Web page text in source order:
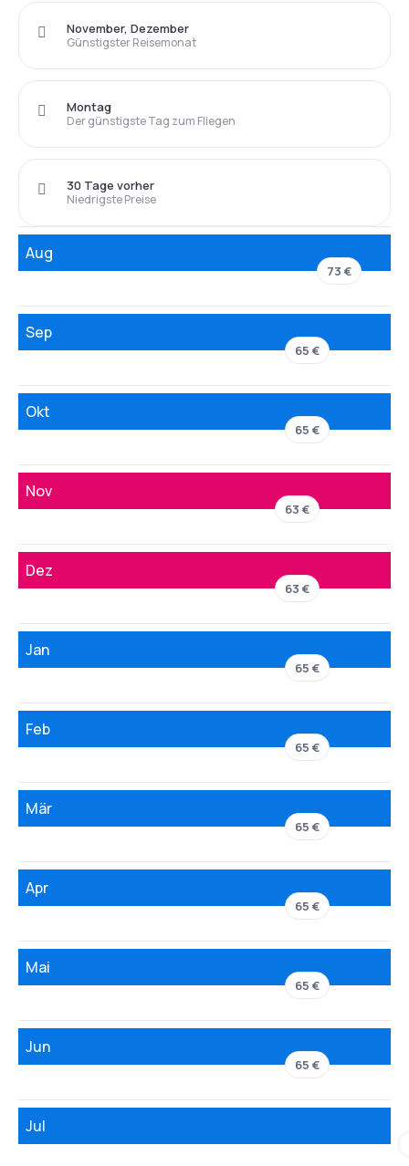
Günstigster Reisemonat
November, Dezember
Der günstigste Tag zum Fliegen
Montag
Niedrigste Preise
30 Tage vorher
Aug
73 €
Sep
65 €
Okt
65 €
Nov
63 €
Dez
63 €
Jan
65 €
Feb
65 €
Mär
65 €
Apr
65 €
Mai
65 €
Jun
65 €
Jul